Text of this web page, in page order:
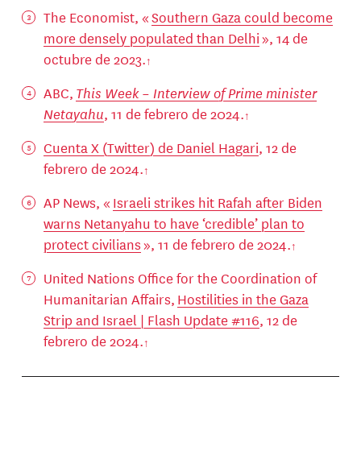
The Economist, «Southern Gaza could become
more densely populated than Delhi», 14 de
octubre de 2023.
ABC, This Week – Interview of Prime minister
Netayahu, 11 de febrero de 2024.
Cuenta X (Twitter) de Daniel Hagari, 12 de
febrero de 2024.
AP News, « Israeli strikes hit Rafah after Biden
warns Netanyahu to have ‘credible’ plan to
protect civilians», 11 de febrero de 2024.
United Nations Office for the Coordination of
Humanitarian Affairs, Hostilities in the Gaza
Strip and Israel | Flash Update #116, 12 de
febrero de 2024.